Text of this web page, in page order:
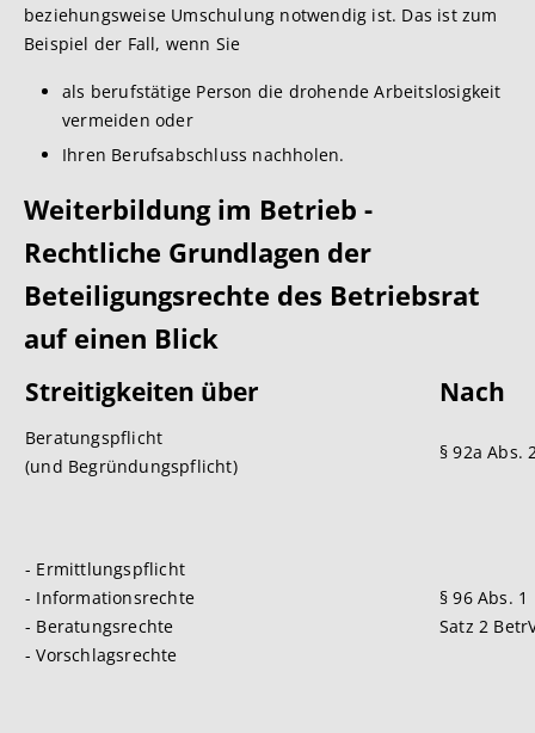
beziehungsweise Umschulung notwendig ist. Das ist zum
Beispiel der Fall, wenn Sie
als berufstätige Person die drohende Arbeitslosigkeit
vermeiden oder
Ihren Berufsabschluss nachholen.
Weiterbildung im Betrieb -
Rechtliche Grundlagen der
Beteiligungsrechte des Betriebsrat
auf einen Blick
Streitigkeiten über Nach
Beratungspflicht
(und Begründungspflicht)
§ 92a Abs.
- Ermittlungspflicht
- Informationsrechte
- Beratungsrechte
- Vorschlagsrechte
§ 96 Abs. 1
Satz 2